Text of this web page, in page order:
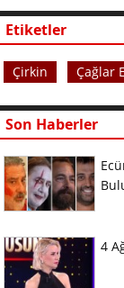
Etiketler
Çirkin Çağlar
Son Haberler
4